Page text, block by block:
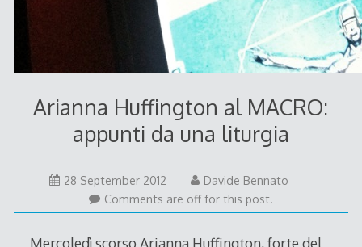
Arianna Huffington al MACRO:
appunti da una liturgia
28 September 201228
September
2012
Davide Bennato
Comments are off for this post.
Mercoledì scorso Arianna Huffington, forte del